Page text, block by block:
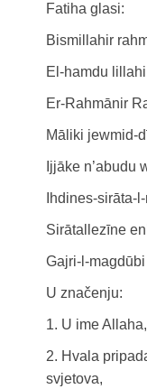
Fatiha glasi:
Bismillahir
El-hamdu
Er-Rahmānir
Māliki jewmid-
Ijjāke n’abudu
Ihdines-sirāta-
Sirātallezīne
Gajri-l-
U značenju:
1. U ime
2. Hvala
svjetova,